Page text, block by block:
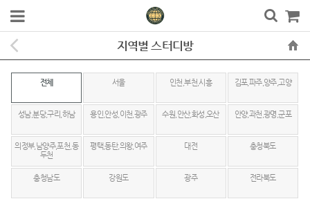
지역별 스터디방
전체 서울 인천,부천,시흥 김포,파주,양주,고양
성남,분당,구리,하남 용인,안성,이천,광주 수원,안산,화성,오산 안양,과천,광명,군포
의정부,남양주,포천,동
두천
평택,동탄,의왕,여주 대전 충청북도
충청남도 강원도 광주 전라북도